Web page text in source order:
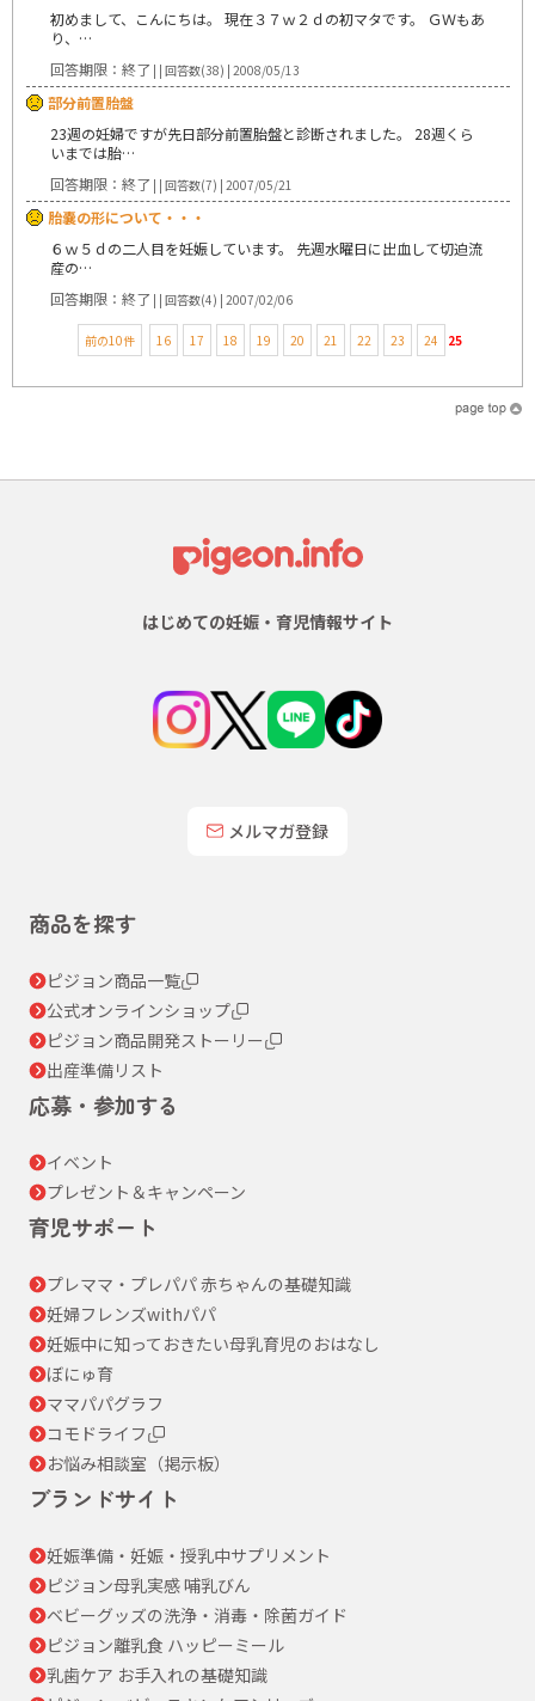
初めまして、こんにちは。 現在３７ｗ２ｄの初マタです。 ＧＷもあ
り、…
回答期限：終了 | | 回答数(38) | 2008/05/13
部分前置胎盤
23週の妊婦ですが先日部分前置胎盤と診断されました。 28週くら
いまでは胎…
回答期限：終了 | | 回答数(7) | 2007/05/21
胎嚢の形について・・・
６ｗ５ｄの二人目を妊娠しています。 先週水曜日に出血して切迫流
産の…
回答期限：終了 | | 回答数(4) | 2007/02/06
前の10件 16 17 18 19 20 21 22 23 24 25
はじめての妊娠・育児情報サイト
メルマガ登録
商品を探す
ピジョン商品一覧
公式オンラインショップ
ピジョン商品開発ストーリー
出産準備リスト
応募・参加する
イベント
プレゼント＆キャンペーン
育児サポート
プレママ・プレパパ 赤ちゃんの基礎知識
妊婦フレンズwithパパ
妊娠中に知っておきたい母乳育児のおはなし
ぼにゅ育
ママパパグラフ
コモドライフ
お悩み相談室（掲示板）
ブランドサイト
妊娠準備・妊娠・授乳中サプリメント
ピジョン母乳実感 哺乳びん
ベビーグッズの洗浄・消毒・除菌ガイド
ピジョン離乳食 ハッピーミール
乳歯ケア お手入れの基礎知識